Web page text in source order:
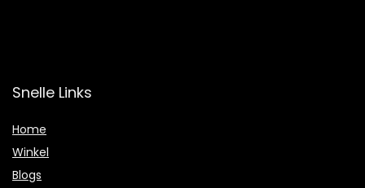
Snelle Links
Home
Winkel
Blogs